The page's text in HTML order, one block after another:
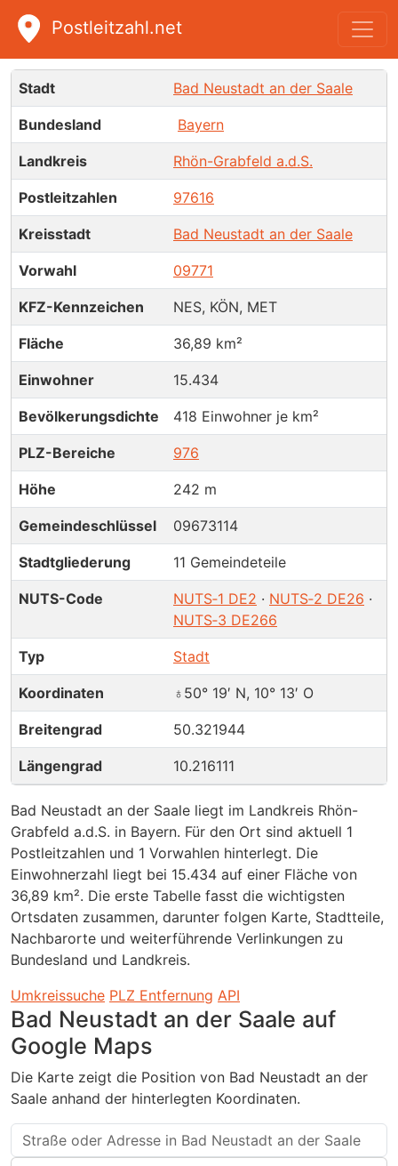
Postleitzahl.net
Bad Neustadt an der Saale
Stadt Bad Neustadt an der Saale
Bundesland Bayern
Landkreis Rhön-Grabfeld a.d.S.
Postleitzahlen 97616
Kreisstadt Bad Neustadt an der Saale
Vorwahl 09771
KFZ-Kennzeichen NES, KÖN, MET
Fläche 36,89 km²
Einwohner 15.434
Bevölkerungsdichte 418 Einwohner je km²
PLZ-Bereiche 976
Höhe 242 m
Gemeindeschlüssel 09673114
Stadtgliederung 11 Gemeindeteile
NUTS-Code NUTS‑1 DE2 · NUTS‑2 DE26 ·
NUTS‑3 DE266
Typ Stadt
Koordinaten ♁50° 19′ N, 10° 13′ O
Breitengrad 50.321944
Längengrad 10.216111
Bad Neustadt an der Saale liegt im Landkreis Rhön-
Grabfeld a.d.S. in Bayern. Für den Ort sind aktuell 1
Postleitzahlen und 1 Vorwahlen hinterlegt. Die
Einwohnerzahl liegt bei 15.434 auf einer Fläche von
36,89 km². Die erste Tabelle fasst die wichtigsten
Ortsdaten zusammen, darunter folgen Karte, Stadtteile,
Nachbarorte und weiterführende Verlinkungen zu
Bundesland und Landkreis.
Umkreissuche PLZ Entfernung API
Bad Neustadt an der Saale auf
Google Maps
Die Karte zeigt die Position von Bad Neustadt an der
Saale anhand der hinterlegten Koordinaten.